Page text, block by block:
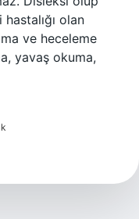
hastalığı olan
ve heceleme
yavaş okuma,